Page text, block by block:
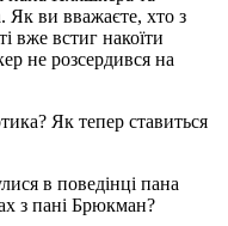
Як ви вважаєте, хто з
вже встиг накоїти
не розсердився на
Як тепер ставиться
в поведінці пана
з пані Брюкман?